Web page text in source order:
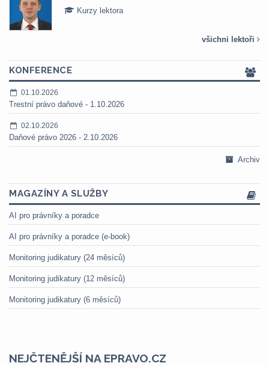
Kurzy lektora
všichni lektoři
KONFERENCE
01.10.2026
Trestní právo daňové - 1.10.2026
02.10.2026
Daňové právo 2026 - 2.10.2026
Archiv
MAGAZÍNY A SLUŽBY
AI pro právníky a poradce
AI pro právníky a poradce (e-book)
Monitoring judikatury (24 měsíců)
Monitoring judikatury (12 měsíců)
Monitoring judikatury (6 měsíců)
NEJČTENĚJŠÍ NA EPRAVO.CZ